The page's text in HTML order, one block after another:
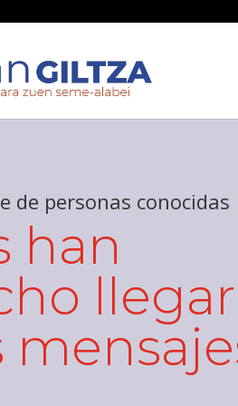
de personas conocidas
han
llegar